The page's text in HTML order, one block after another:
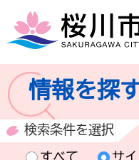
情報を探
検索条件を選択